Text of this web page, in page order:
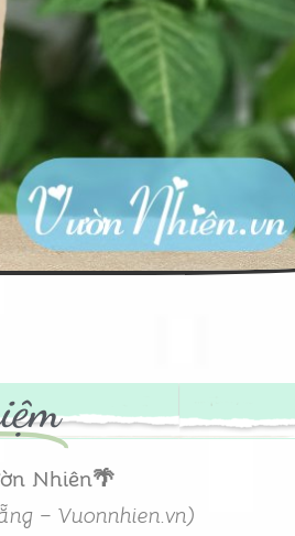
Nhiên🌴
– Vuonnhien.vn)